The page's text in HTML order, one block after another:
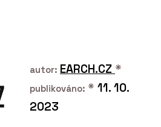
autor: EARCH.CZ *
publikováno: * 11. 10.
2023